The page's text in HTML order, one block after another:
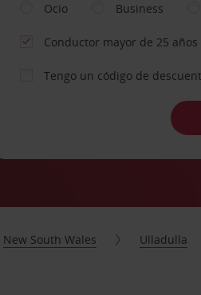
Ocio
Business
Conductor mayor de 25 años
Tengo un código de
New South Wales
Ulladulla